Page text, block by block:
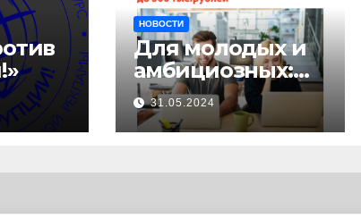
НОВОСТИ
Для молодых и
амбициозных:
стартовал прием
заявок на
участие в
31.05.2024